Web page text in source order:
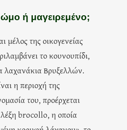
ή μαγειρεμένο;
μέλος της οικογενείας
το κουνουπίδι,
λαχανάκια Βρυξελλών.
η περιοχή της
του, προέρχεται
brocollo, η οποία